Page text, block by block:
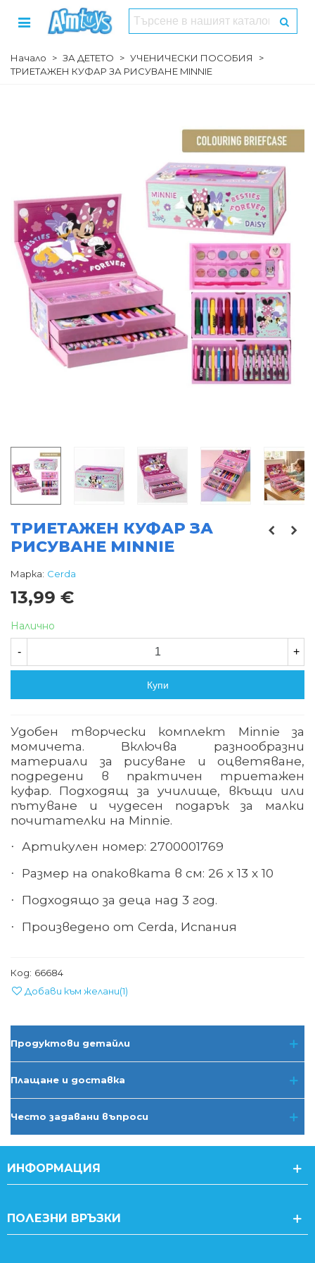
Начало > ЗА ДЕТЕТО > УЧЕНИЧЕСКИ ПОСОБИЯ
>
ТРИЕТАЖЕН КУФАР ЗА РИСУВАНЕ MINNIE
ТРИЕТАЖЕН КУФАР ЗА
РИСУВАНЕ MINNIE
Марка: Cerda
13,99 €
Налично
- +
Купи
Удобен творчески комплект
Minnie за
момичета. Включва разнообразни
материали за рисуване и оцветяване,
подредени в практичен триетажен
куфар. Подходящ за училище, вкъщи или
пътуване и чудесен подарък за малки
почитателки на Minnie.
· Артикулен номер: 2700001769
· Размер на опаковката в см: 26 х 13 х 10
· Подходящо за деца над 3 год.
· Произведено от Cerda, Испания
Код: 66684
Добави към желани(1)
Продуктови детайли
Плащане и доставка
Често задавани въпроси
ИНФОРМАЦИЯ
ПОЛЕЗНИ ВРЪЗКИ